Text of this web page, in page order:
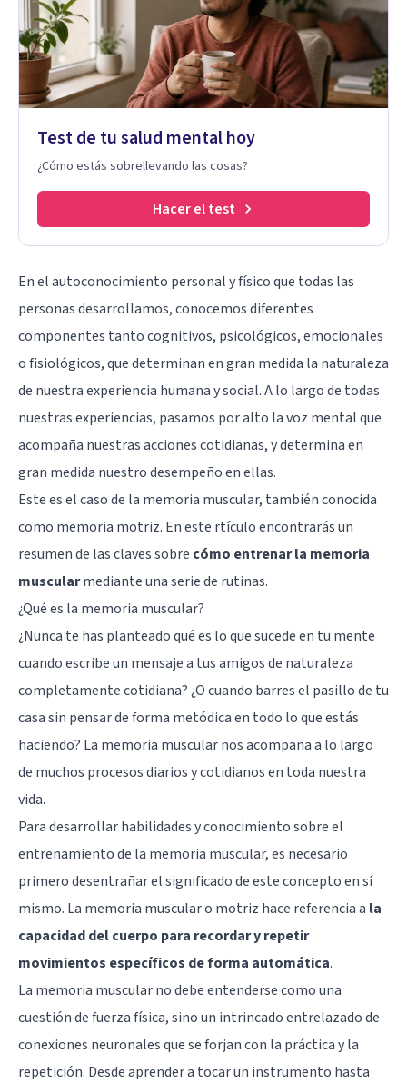
Test de tu salud mental hoy
¿Cómo estás sobrellevando las cosas?
Hacer el test
En el autoconocimiento personal y físico que todas las
personas desarrollamos, conocemos diferentes
componentes tanto cognitivos, psicológicos, emocionales
o fisiológicos, que determinan en gran medida la naturaleza
de nuestra experiencia humana y social. A lo largo de todas
nuestras experiencias, pasamos por alto la voz mental que
acompaña nuestras acciones cotidianas, y determina en
gran medida nuestro desempeño en ellas.
Este es el caso de la memoria muscular, también conocida
como memoria motriz. En este rtículo encontrarás un
resumen de las claves sobre cómo entrenar la memoria
muscularmediante una serie de rutinas.
¿Qué es la memoria muscular?
¿Nunca te has planteado qué es lo que sucede en tu mente
cuando escribe un mensaje a tus amigos de naturaleza
completamente cotidiana? ¿O cuando barres el pasillo de tu
casa sin pensar de forma metódica en todo lo que estás
haciendo? La memoria muscular nos acompaña a lo largo
de muchos procesos diarios y cotidianos en toda nuestra
vida.
Para desarrollar habilidades y conocimiento sobre el
entrenamiento de la memoria muscular, es necesario
primero desentrañar el significado de este concepto en sí
mismo. La memoria muscular o motriz hace referencia a la
capacidad del cuerpo para recordar y repetir
movimientos específicos de forma automática.
La memoria muscular no debe entenderse como una
cuestión de fuerza física, sino un intrincado entrelazado de
conexiones neuronales que se forjan con la práctica y la
repetición. Desde aprender a tocar un instrumento hasta